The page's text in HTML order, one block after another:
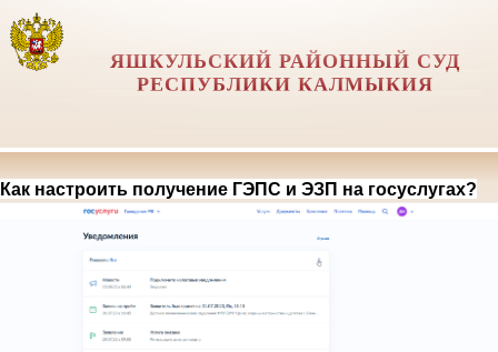
ЯШКУЛЬСКИЙ РАЙОННЫЙ СУД
РЕСПУБЛИКИ КАЛМЫКИЯ
Как настроить получение ГЭПС и ЭЗП на госуслугах?